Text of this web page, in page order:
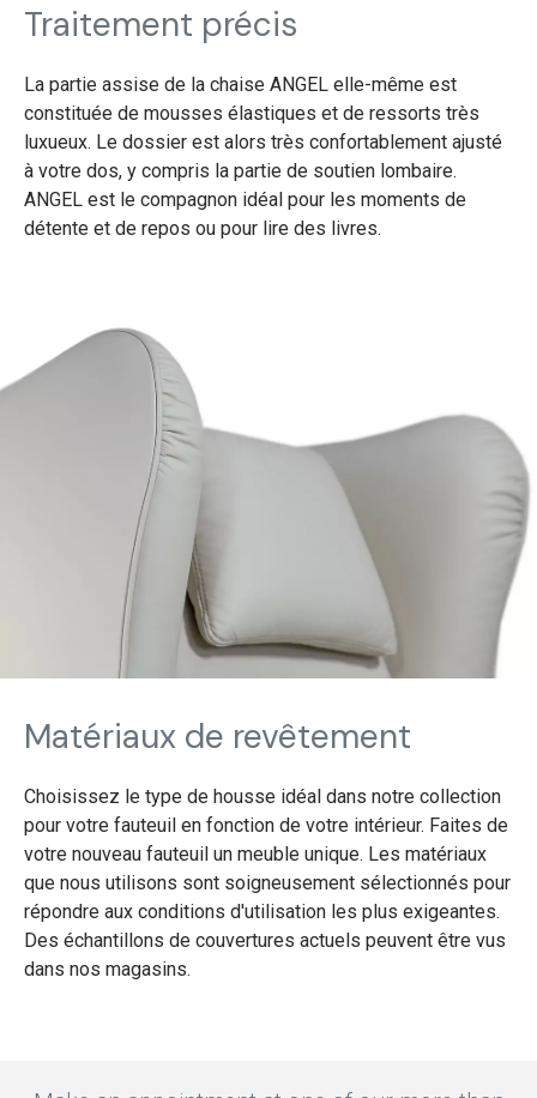
Traitement précis
La partie assise de la chaise ANGEL elle-même est
constituée de mousses élastiques et de ressorts très
luxueux. Le dossier est alors très confortablement ajusté
à votre dos, y compris la partie de soutien lombaire.
ANGEL est le compagnon idéal pour les moments de
détente et de repos ou pour lire des livres.
Matériaux de revêtement
Choisissez le type de housse idéal dans notre collection
pour votre fauteuil en fonction de votre intérieur. Faites de
votre nouveau fauteuil un meuble unique. Les matériaux
que nous utilisons sont soigneusement sélectionnés pour
répondre aux conditions d'utilisation les plus exigeantes.
Des échantillons de couvertures actuels peuvent être vus
dans nos magasins.